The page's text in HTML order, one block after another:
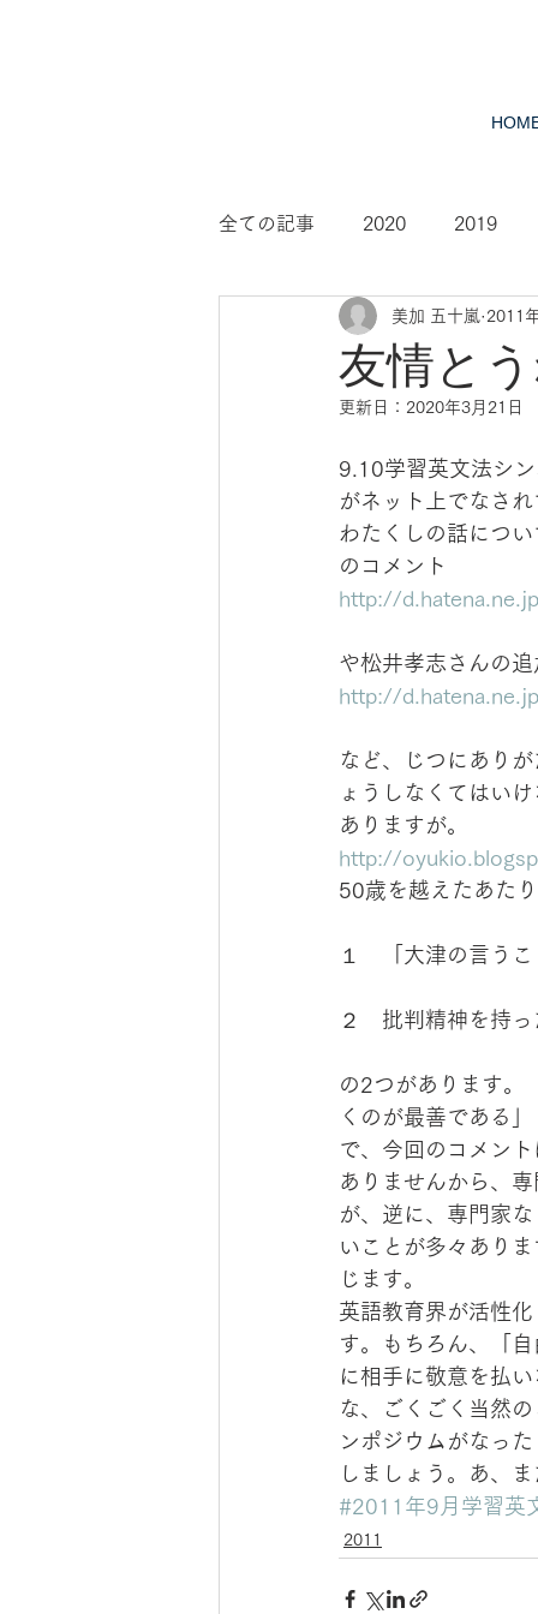
全ての記事 2020 2019
2009 2008
友情と
美加 五十嵐 2011
更新日： 2020年3月21日
9.10学習英文法シ
がネット上でなさ
わたくしの話につ
のコメント
http://
や松井孝志さんの
http://
など、じつにあり
ょうしなくてはい
ありますが。
http://
50歳を越えたあた
１　「大津の言う
２　批判精神を持
の2つがあります。
くのが最善である
で、今回のコメン
ありませんから、
が、逆に、専門家
いことが多々あり
じます。
英語教育界が活性
す。もちろん、「
に相手に敬意を払
な、ごくごく当然
ンポジウムがなっ
しましょう。あ、
#2011年9月学習英
2011